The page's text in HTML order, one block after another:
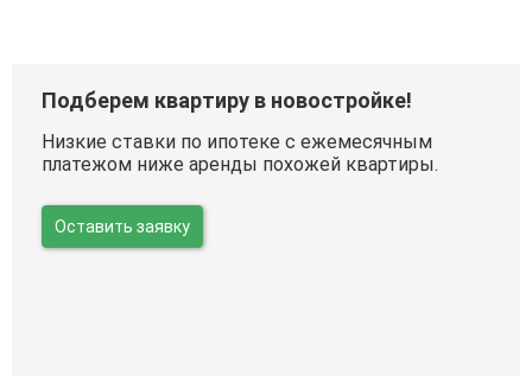
Подберем квартиру в новостройке!
Низкие ставки по ипотеке с ежемесячным
платежом ниже аренды похожей квартиры.
Оставить заявку